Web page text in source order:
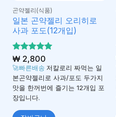
곤약젤리(식품)
일본 곤약젤리 오리히로
사과 포도(12개입)
5 중에서
4.95로 평
가됨
₩2,800
🚀빠른배송 저칼로리 짜먹는 일
본곤약젤리로 사과/포도 두가지
맛을 한꺼번에 즐기는 12개입 포
장입니다.